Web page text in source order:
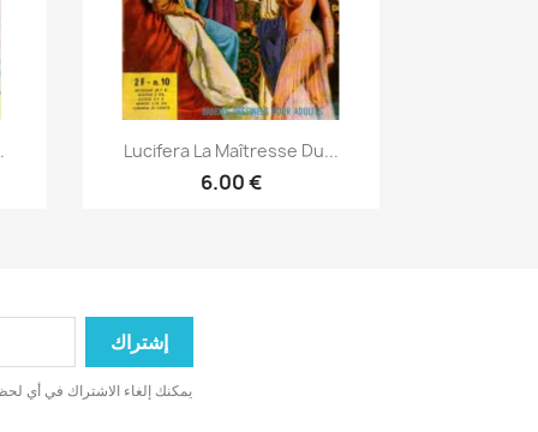
 نظرة سريعة
Lucifera La Maîtresse Du...
6.00 €
يمكنك إلغاء الاشتراك في أي